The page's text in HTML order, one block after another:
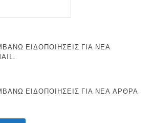
ΕΙΔΟΠΟΙΉΣΕΙΣ ΓΙΑ ΝΈΑ
ΕΙΔΟΠΟΙΉΣΕΙΣ ΓΙΑ ΝΈΑ ΆΡΘΡΑ